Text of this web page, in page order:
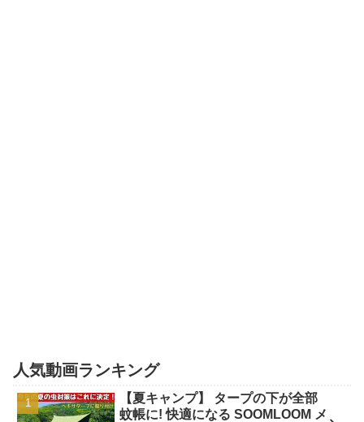
人気動画ランキング
【夏キャンプ】 タープの下が全部
蚊帳に! 快適になる SOOMLOOM メ